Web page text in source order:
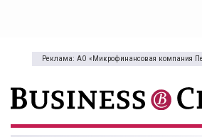
Реклама: АО «Микрофинансовая компания